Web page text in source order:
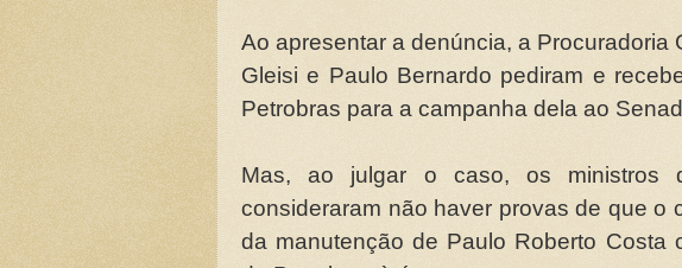
Ao apresentar a denúncia, a Procuradoria
Gleisi e Paulo Bernardo pediram e
Petrobras para a campanha dela ao
Mas, ao julgar o caso, os ministros
consideraram não haver provas de que o
da manutenção de Paulo Roberto Costa